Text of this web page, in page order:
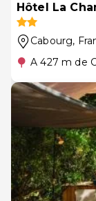
Hôtel La
Cabourg,
A 427 m de